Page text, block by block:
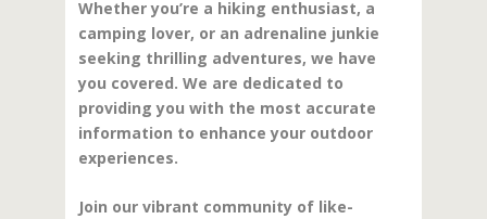
Whether you’re a hiking enthusiast, a
camping lover, or an adrenaline junkie
seeking thrilling adventures, we have
you covered. We are dedicated to
providing you with the most accurate
information to enhance your outdoor
experiences.
Join our vibrant community of like-